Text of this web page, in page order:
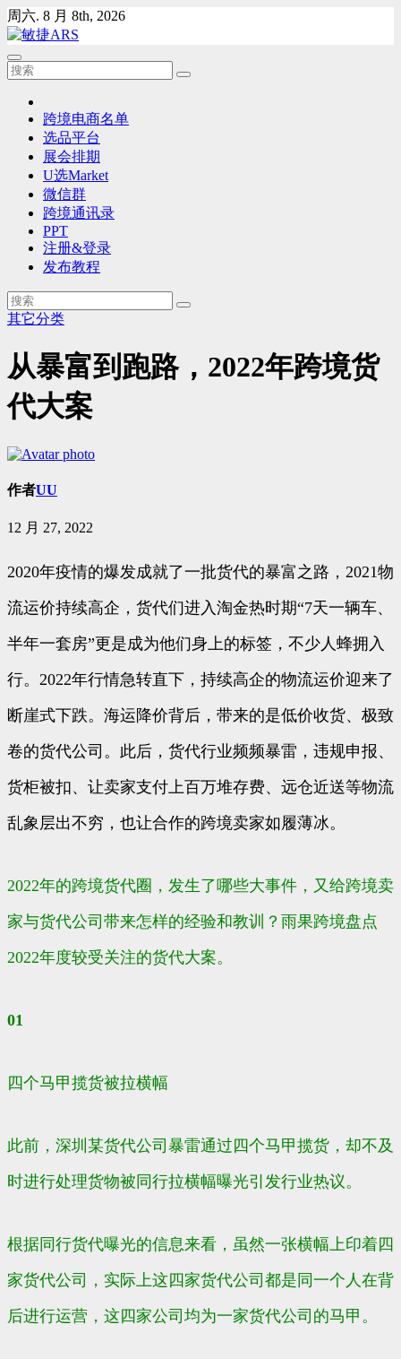
Skip
to
content
周六. 8 月 8th, 2026
跨境电商名单
选品平台
展会排期
U选Market
微信群
跨境通讯录
PPT
注册&登录
发布教程
其它分类
从暴富到跑路，2022年跨境货
代大案
作者UU
12 月 27, 2022
2020年疫情的爆发成就了一批货代的暴富之路，2021物
流运价持续高企，货代们进入淘金热时期“7天一辆车、
半年一套房”更是成为他们身上的标签，不少人蜂拥入
行。2022年行情急转直下，持续高企的物流运价迎来了
断崖式下跌。海运降价背后，带来的是低价收货、极致
卷的货代公司。此后，货代行业频频暴雷，违规申报、
货柜被扣、让卖家支付上百万堆存费、远仓近送等物流
乱象层出不穷，也让合作的跨境卖家如履薄冰。
2022年的跨境货代圈，发生了哪些大事件，又给跨境卖
家与货代公司带来怎样的经验和教训？雨果跨境盘点
2022年度较受关注的货代大案。
01
四个马甲揽货被拉横幅
此前，深圳某货代公司暴雷通过四个马甲揽货，却不及
时进行处理货物被同行拉横幅曝光引发行业热议。
根据同行货代曝光的信息来看，虽然一张横幅上印着四
家货代公司，实际上这四家货代公司都是同一个人在背
后进行运营，这四家公司均为一家货代公司的马甲。